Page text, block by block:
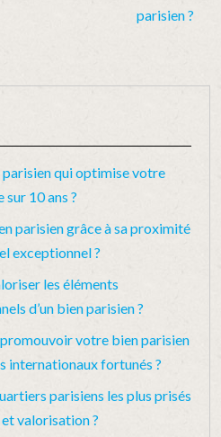
parisien ?
qui optimise votre
10 ans ?
parisien grâce à sa proximité
exceptionnel ?
les éléments
d’un bien parisien ?
votre bien parisien
internationaux fortunés ?
parisiens les plus prisés
valorisation ?